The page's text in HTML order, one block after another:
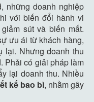
những doanh nghiệp
với biến đổi hành vi
sút và biến mất.
ưu ái từ khách hàng,
lại. Nhưng doanh thu
Phải có giải pháp làm
lại doanh thu. Nhiều
kế bao bì, nhằm gây